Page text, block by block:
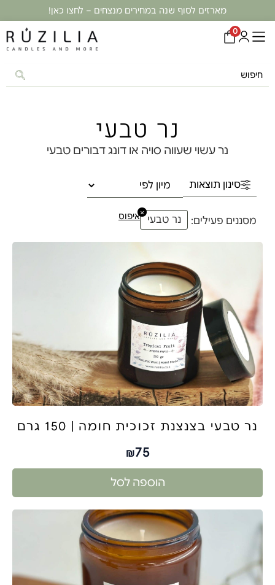
מארזים לסוף שנה במחירים מנצחים – לחצו כאן!
0
נר טבעי
נר עשוי שעווה סויה או דונג דבורים טבעי
סינון תוצאות
מסננים פעילים: נר טבעי
×איפוס
נר טבעי בצנצנת זכוכית חומה | 150 גרם
₪75
הוספה לסל